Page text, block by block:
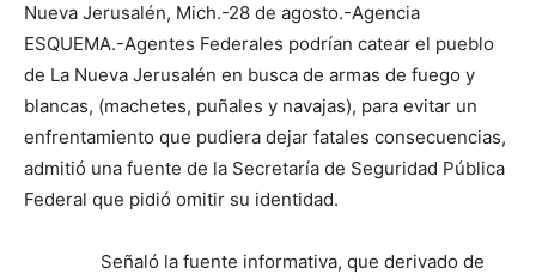
Nueva Jerusalén, Mich.-28 de agosto.-Agencia
ESQUEMA.-Agentes Federales podrían catear el pueblo
de La Nueva Jerusalén en busca de armas de fuego y
blancas, (machetes, puñales y navajas), para evitar un
enfrentamiento que pudiera dejar fatales consecuencias,
admitió una fuente de la Secretaría de Seguridad Pública
Federal que pidió omitir su identidad.
Señaló la fuente informativa, que derivado de